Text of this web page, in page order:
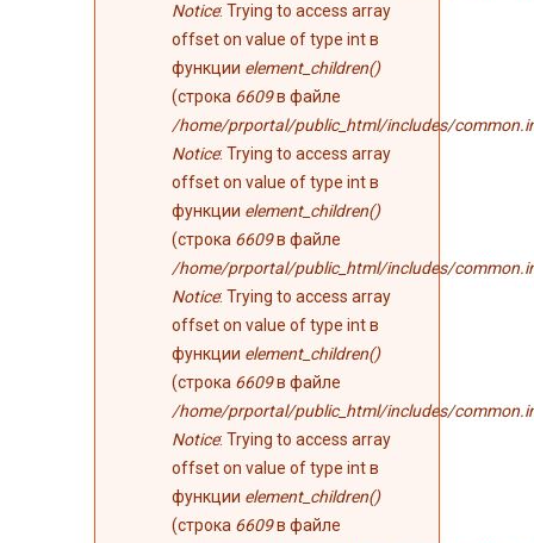
Notice: Trying to access array
offset on value of type int в
функции element_children()
(строка 6609в файле
/home/prportal/public_html/includes/
Notice: Trying to access array
offset on value of type int в
функции element_children()
(строка 6609в файле
/home/prportal/public_html/includes/
Notice: Trying to access array
offset on value of type int в
функции element_children()
(строка 6609в файле
/home/prportal/public_html/includes/
Notice: Trying to access array
offset on value of type int в
функции element_children()
(строка 6609в файле